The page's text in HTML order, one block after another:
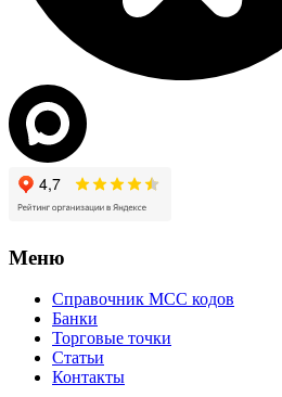
Меню
Справочник MCC кодов
Банки
Торговые точки
Статьи
Контакты